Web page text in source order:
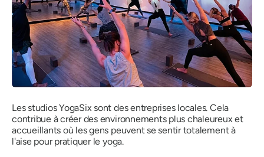
Les studios YogaSix sont des entreprises locales. Cela
contribue à créer des environnements plus chaleureux et
accueillants où les gens peuvent se sentir totalement à
l'aise pour pratiquer le yoga.